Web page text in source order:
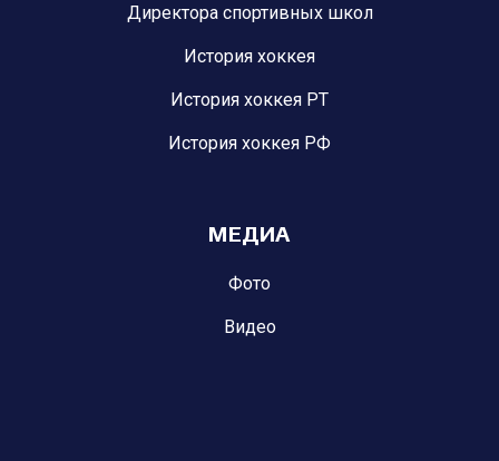
Директора спортивных школ
История хоккея
История хоккея РТ
История хоккея РФ
МЕДИА
Фото
Видео